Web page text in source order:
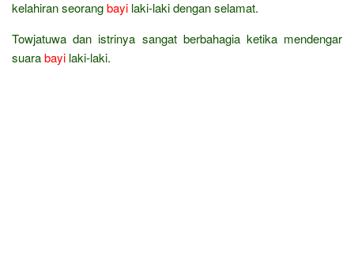
kelahiran seorangbayi laki-laki dengan selamat.
Towjatuwa dan istrinya sangat berbahagia ketika mendengar
suarabayi laki-laki.